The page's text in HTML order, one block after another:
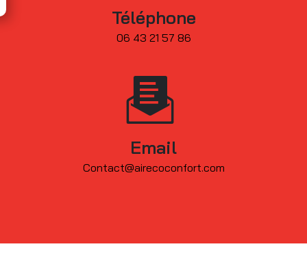
Téléphone
06 43 21 57 86
Email
contact@airecoconfort.com